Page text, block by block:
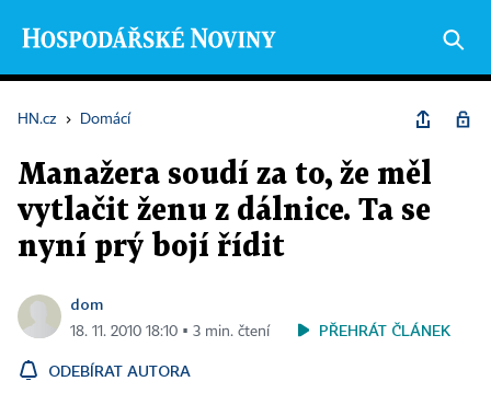
HN.cz › Domácí
Manažera soudí za to, že měl
vytlačit ženu z dálnice. Ta se
nyní prý bojí řídit
dom
18. 11. 2010 18:10 ▪ 3 min. čtení PŘEHRÁT ČLÁNEK
ODEBÍRAT AUTORA